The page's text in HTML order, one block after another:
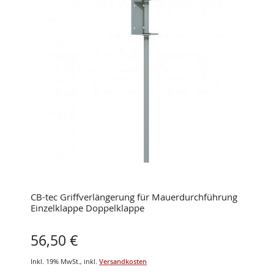
CB-tec Griffverlängerung für Mauerdurchführung
Einzelklappe Doppelklappe
56,50 €
Inkl. 19% MwSt., inkl. Versandkosten